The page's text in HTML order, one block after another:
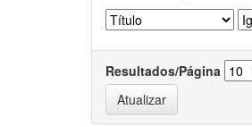
Resultados/Página